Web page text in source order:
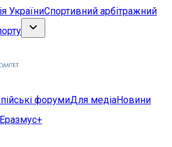
УкраїниСпортивний арбітражний
форумиДля медіаНовини
Еразмус+